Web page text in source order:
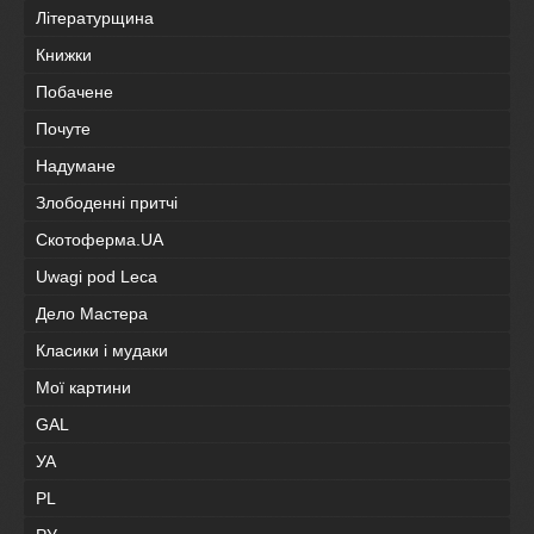
Літературщина
Книжки
Побачене
Почуте
Надумане
Злободенні притчі
Скотоферма.UA
Uwagi pod Leca
Дело Мастера
Класики і мудаки
Мої картини
GAL
УА
PL